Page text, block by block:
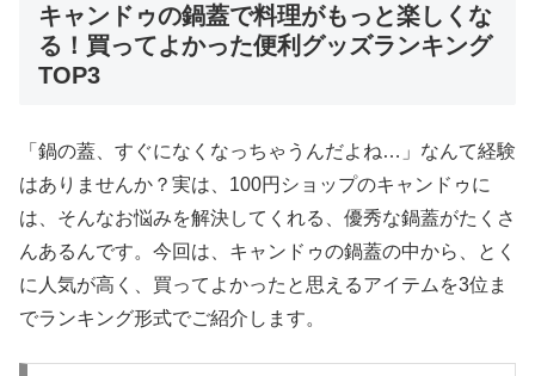
キャンドゥの鍋蓋で料理がもっと楽しくな
る！買ってよかった便利グッズランキング
TOP3
「鍋の蓋、すぐになくなっちゃうんだよね…」なんて経験
はありませんか？実は、100円ショップのキャンドゥに
は、そんなお悩みを解決してくれる、優秀な鍋蓋がたくさ
んあるんです。今回は、キャンドゥの鍋蓋の中から、とく
に人気が高く、買ってよかったと思えるアイテムを3位ま
でランキング形式でご紹介します。